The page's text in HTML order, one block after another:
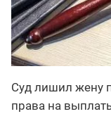
Суд лишил жену
права на